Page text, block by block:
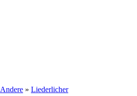
Andere » Liederlicher